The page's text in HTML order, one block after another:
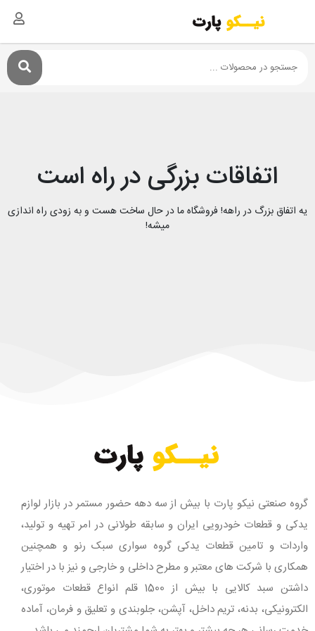
اتفاقات بزرگی در راه است
یه اتفاق بزرگ در راهه! فروشگاه ما در حال ساخت هست و به زودی راه اندازی
میشه!
گروه صنعتی نیکو پارت با بیش از سه دهه حضور مستمر در بازار لوازم
یدکی و قطعات خودرویی ایران و سابقه طولانی در امر تهیه و تولید،
واردات و تامین قطعات یدکی گروه سواری سبک رنو و همچنین
همکاری با شرکت های معتبر و مطرح داخلی و خارجی و نیز با در اختیار
داشتن سبد کالایی با بیش از 1500 قلم انواع قطعات موتوری،
الکترونیکی، بدنه، تریم داخل، آپشن، جلوبندی و تعلیق و فرمان، آماده